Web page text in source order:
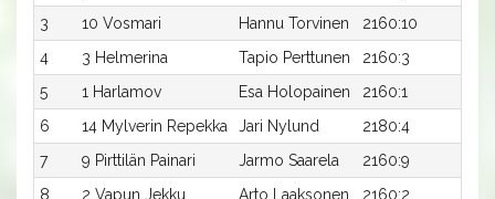
3
10 Vosmari Hannu Torvinen 2160:10
4
3 Helmerina Tapio Perttunen 2160:3
5
1 Harlamov Esa Holopainen 2160:1
6
14 Mylverin Repekka Jari Nylund 2180:4
7
9 Pirttilän Painari Jarmo Saarela 2160:9
8
2 Vapun Jekku Arto Laaksonen 2160:2